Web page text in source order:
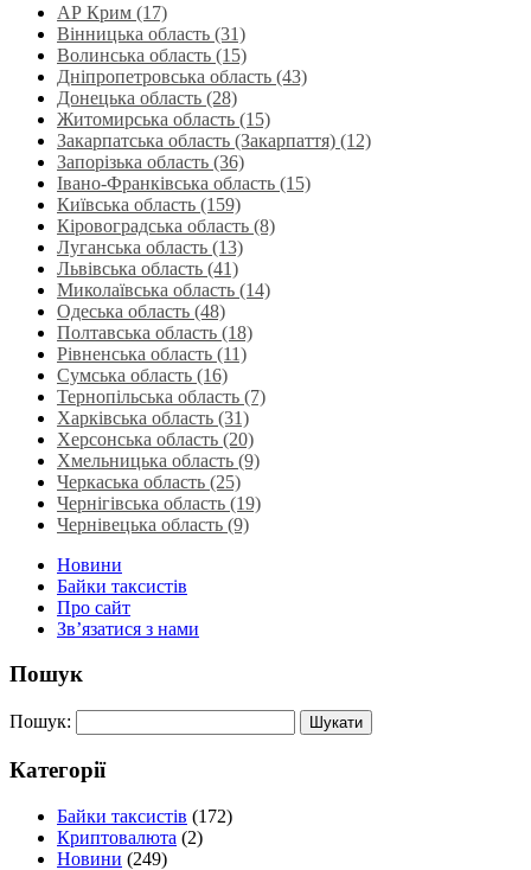
АР Крим (17)
Вінницька область (31)
Волинська область‎ (15)
Дніпропетровська область‎ (43)
Донецька область (28)
Житомирська область (15)
Закарпатська область (Закарпаття) (12)
Запорізька область (36)
Івано-Франківська область (15)
Київська область (159)
Кіровоградська область (8)
Луганська область‎ (13)
Львівська область‎ (41)
Миколаївська область‎ (14)
Одеська область‎ (48)
Полтавська область (18)
Рівненська область‎ (11)
Сумська область‎ (16)
Тернопільська область‎ (7)
Харківська область‎ (31)
Херсонська область‎ (20)
Хмельницька область‎ (9)
Черкаська область‎ (25)
Чернігівська область (19)
Чернівецька область (9)
Новини
Байки таксистів
Про сайт
Зв’язатися з нами
Пошук
Пошук:
Категорії
Байки таксистів (172)
Криптовалюта (2)
Новини (249)